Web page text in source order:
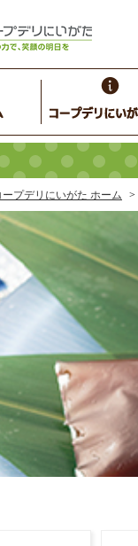
プデリにいがた ホーム